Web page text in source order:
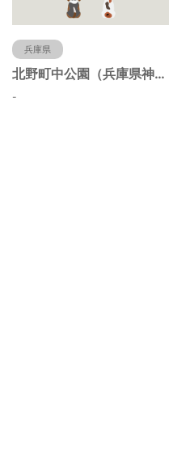
兵庫県
北野町中公園（兵庫県神戸市）
-